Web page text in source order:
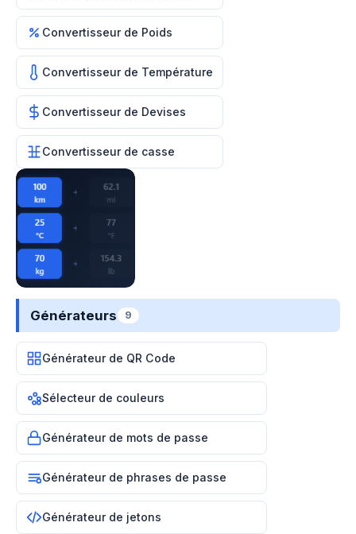
Convertisseur de Poids
Convertisseur de Température
Convertisseur de Devises
Convertisseur de casse
Générateurs 9
Générateur de QR Code
Sélecteur de couleurs
Générateur de mots de passe
Générateur de phrases de passe
Générateur de jetons